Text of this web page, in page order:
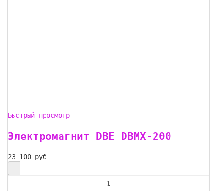
Быстрый просмотр
Электромагнит DBE DBMX-200
23 100 руб